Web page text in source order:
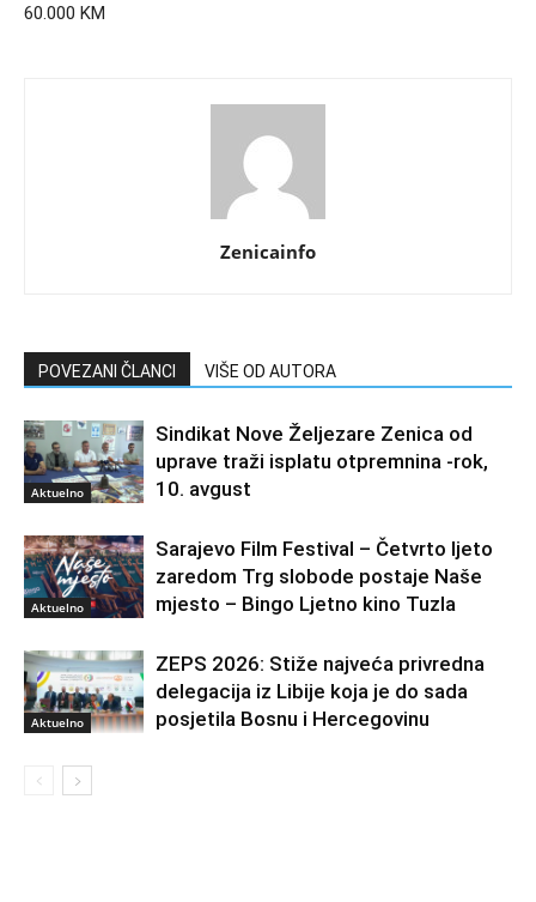
60.000 KM
Zenicainfo
POVEZANI ČLANCI VIŠE OD AUTORA
Aktuelno
Sindikat Nove Željezare Zenica od
uprave traži isplatu otpremnina -rok,
10. avgust
Aktuelno
Sarajevo Film Festival – Četvrto ljeto
zaredom Trg slobode postaje Naše
mjesto – Bingo Ljetno kino Tuzla
Aktuelno
ZEPS 2026: Stiže najveća privredna
delegacija iz Libije koja je do sada
posjetila Bosnu i Hercegovinu